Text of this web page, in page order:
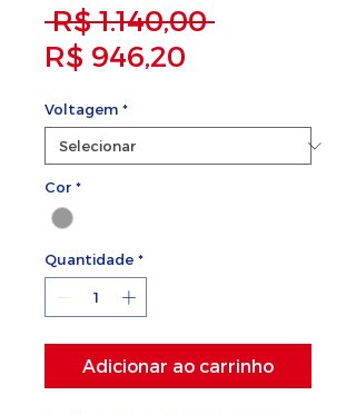
R$ 1.140,00 Preço
R$ 946,20
Voltagem *
Cor *
Quantidade *
Adicionar ao carrinho